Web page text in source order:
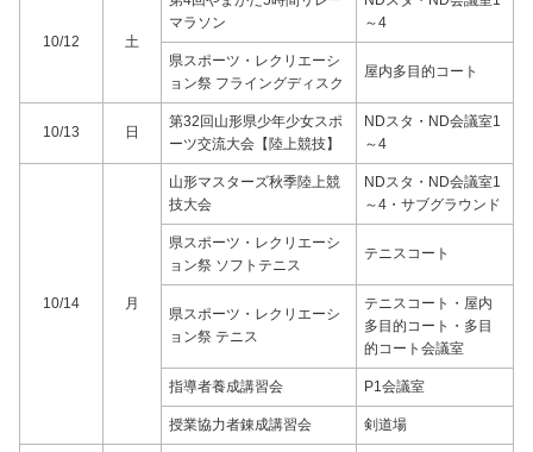
10/12 土
マラソン
～4
県スポーツ・レクリエーシ
ョン祭 フライングディスク
屋内多目的コート
10/13 日
第32回山形県少年少女スポ
ーツ交流大会【陸上競技】
NDスタ・ND会議室1
～4
10/14 月
山形マスターズ秋季陸上競
技大会
NDスタ・ND会議室1
～4・サブグラウンド
県スポーツ・レクリエーシ
ョン祭 ソフトテニス
テニスコート
県スポーツ・レクリエーシ
ョン祭 テニス
テニスコート・屋内
多目的コート・多目
的コート会議室
指導者養成講習会 P1会議室
授業協力者錬成講習会 剣道場